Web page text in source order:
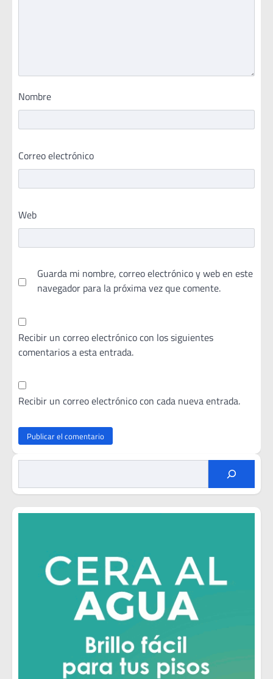
Nombre
Correo electrónico
Web
Guarda mi nombre, correo electrónico y web en este
navegador para la próxima vez que comente.
Recibir un correo electrónico con los siguientes
comentarios a esta entrada.
Recibir un correo electrónico con cada nueva entrada.